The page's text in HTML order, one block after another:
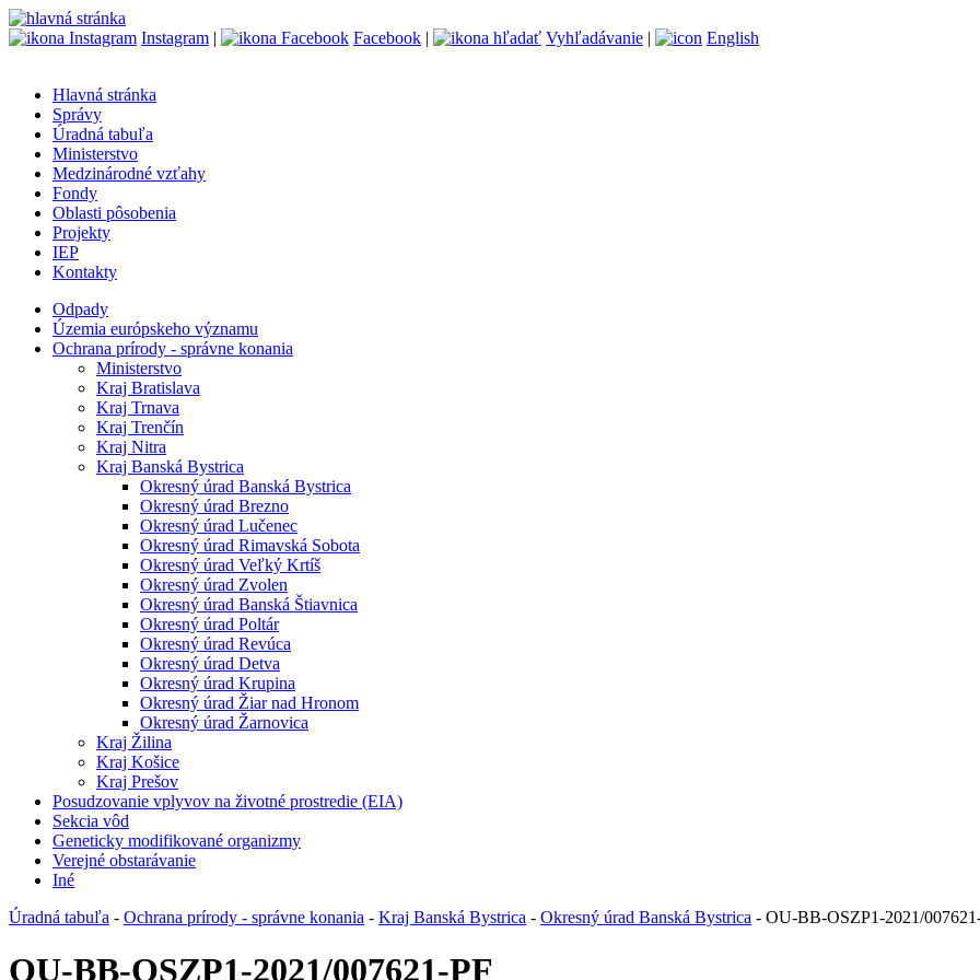
Instagram | Facebook | Vyhľadávanie | English
Hlavná stránka
Správy
Úradná tabuľa
Ministerstvo
Medzinárodné vzťahy
Fondy
Oblasti pôsobenia
Projekty
IEP
Kontakty
Odpady
Územia európskeho významu
Ochrana prírody - správne konania
Ministerstvo
Kraj Bratislava
Kraj Trnava
Kraj Trenčín
Kraj Nitra
Kraj Banská Bystrica
Okresný úrad Banská Bystrica
Okresný úrad Brezno
Okresný úrad Lučenec
Okresný úrad Rimavská Sobota
Okresný úrad Veľký Krtíš
Okresný úrad Zvolen
Okresný úrad Banská Štiavnica
Okresný úrad Poltár
Okresný úrad Revúca
Okresný úrad Detva
Okresný úrad Krupina
Okresný úrad Žiar nad Hronom
Okresný úrad Žarnovica
Kraj Žilina
Kraj Košice
Kraj Prešov
Posudzovanie vplyvov na životné prostredie (EIA)
Sekcia vôd
Geneticky modifikované organizmy
Verejné obstarávanie
Iné
Úradná tabuľa - Ochrana prírody - správne konania - Kraj Banská Bystrica - Okresný úrad Banská Bystrica - OU-BB-OSZP1-2021/
OU-BB-OSZP1-2021/007621-PF